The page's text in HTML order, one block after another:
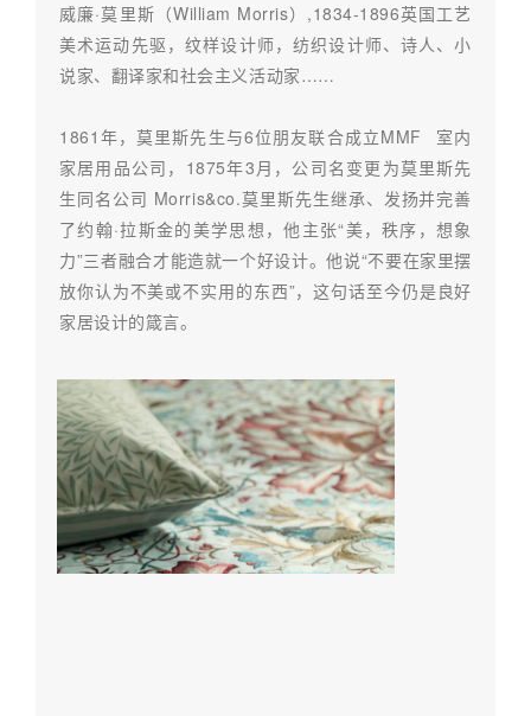
威廉·莫里斯（William Morris）,1834-1896英国工艺
美术运动先驱，纹样设计师，纺织设计师、诗人、小
说家、翻译家和社会主义活动家……
1861年，莫里斯先生与6位朋友联合成立MMF
室内
家居用品公司，1875年3月，公司名变更为莫里斯先
生同名公司 Morris&co.莫里斯先生继承、发扬并完善
了约翰·拉斯金的美学思想，他主张“美，秩序，想象
力”三者融合才能造就一个好设计。他说“不要在家里摆
放你认为不美或不实用的东西”，这句话至今仍是良好
家居设计的箴言。